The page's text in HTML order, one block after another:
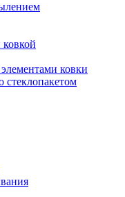
ковкой
ковки